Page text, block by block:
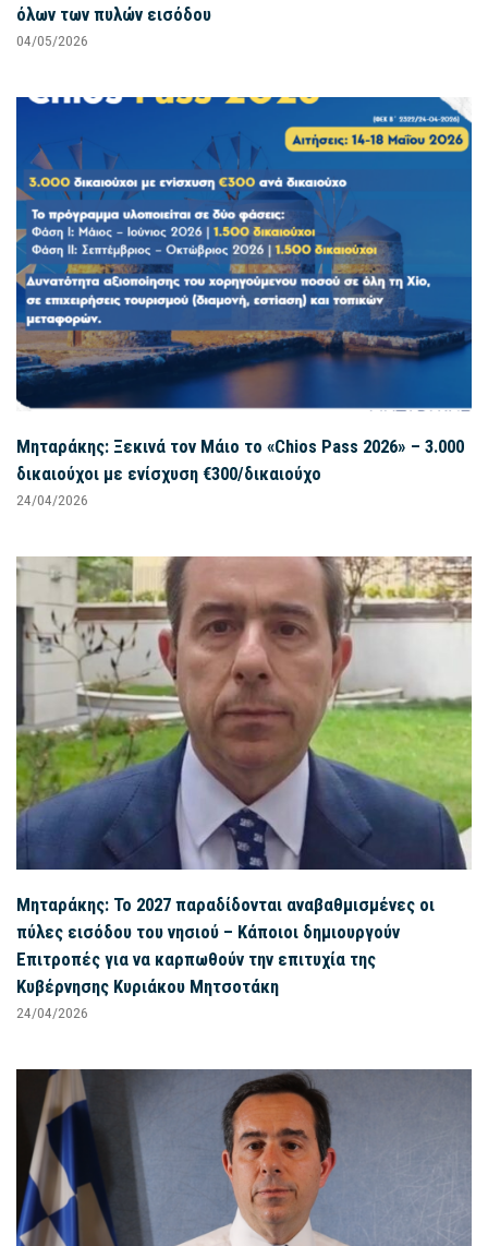
όλων των πυλών εισόδου
04/05/2026
Μηταράκης: Ξεκινά τον Μάιο το «Chios Pass 2026» – 3.000
δικαιούχοι με ενίσχυση €300/δικαιούχο
24/04/2026
Μηταράκης: Το 2027 παραδίδονται αναβαθμισμένες οι
πύλες εισόδου του νησιού – Κάποιοι δημιουργούν
Επιτροπές για να καρπωθούν την επιτυχία της
Κυβέρνησης Κυριάκου Μητσοτάκη
24/04/2026